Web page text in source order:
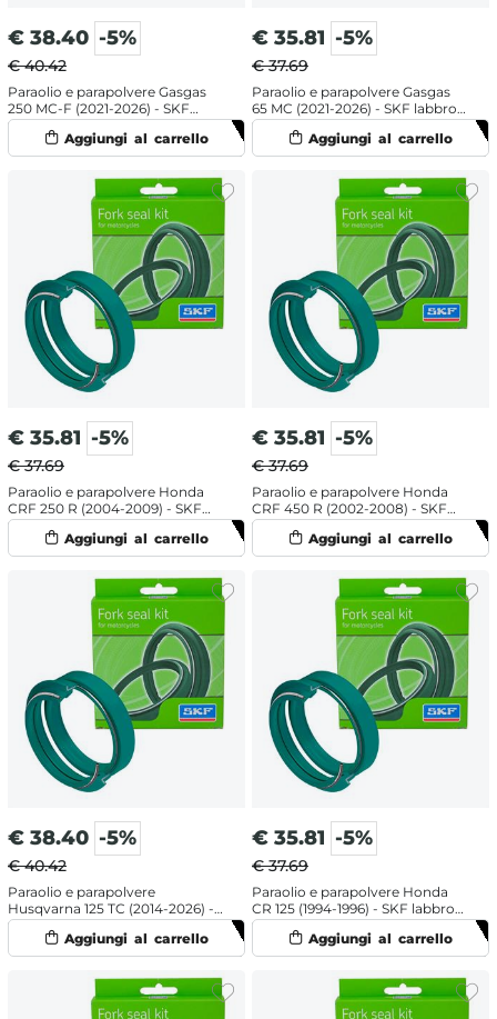
€ 38.40 -5%
€ 40.42
Paraolio e parapolvere Gasgas
250 MC-F (2021-2026) - SKF
doppia mescola
€ 35.81 -5%
€ 37.69
Paraolio e parapolvere Gasgas
65 MC (2021-2026) - SKF labbro
singolo
€ 35.81 -5%
€ 37.69
Paraolio e parapolvere Honda
CRF 250 R (2004-2009) - SKF
labbro doppio
€ 35.81 -5%
€ 37.69
Paraolio e parapolvere Honda
CRF 450 R (2002-2008) - SKF
labbro doppio
€ 38.40 -5%
€ 40.42
Paraolio e parapolvere
Husqvarna 125 TC (2014-2026) -
SKF doppia mescola
€ 35.81 -5%
€ 37.69
Paraolio e parapolvere Honda
CR 125 (1994-1996) - SKF labbro
singolo